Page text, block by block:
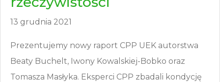
13 grudnia 2021
Prezentujemy nowy raport CPP UEK autorstwa
Beaty Buchelt, Iwony Kowalskiej-Bobko oraz
Tomasza Masłyka. Eksperci CPP zbadali kondycję